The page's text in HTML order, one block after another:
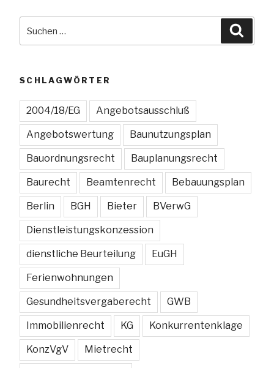
nach:
SCHLAGWÖRTER
2004/18/EG Angebotsausschluß
Angebotswertung Baunutzungsplan
Bauordnungsrecht Bauplanungsrecht
Baurecht Beamtenrecht Bebauungsplan
Berlin BGH Bieter BVerwG
Dienstleistungskonzession
dienstliche Beurteilung EuGH
Ferienwohnungen
Gesundheitsvergaberecht GWB
Immobilienrecht KG Konkurrentenklage
KonzVgV Mietrecht